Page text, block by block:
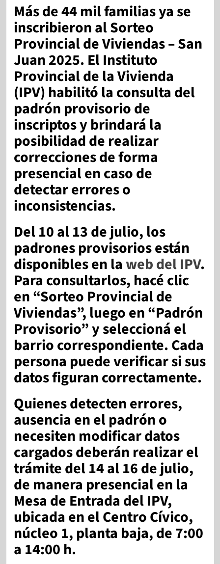
Más de 44 mil familias ya se
inscribieron al Sorteo
Provincial de Viviendas – San
Juan 2025. El Instituto
Provincial de la Vivienda
(IPV) habilitó la consulta del
padrón provisorio de
inscriptos y brindará la
posibilidad de realizar
correccionesde forma
presencialen caso de
detectar errores o
inconsistencias.
Del 10 al 13 de julio, los
padrones provisorios están
disponibles en laweb del IPV.
Para consultarlos, hacé clic
en “Sorteo Provincial de
Viviendas”, luego en “Padrón
Provisorio” y seleccioná el
barrio correspondiente. Cada
persona puede verificar si sus
datos figuran correctamente.
Quienes detecten errores,
ausencia en el padrón o
necesiten modificar datos
cargados deberán realizar el
trámite del 14 al 16 de julio,
de manera presencial en la
Mesa de Entrada del IPV,
ubicada en elCentro Cívico,
núcleo 1, planta baja, de7:00
a 14:00 h.